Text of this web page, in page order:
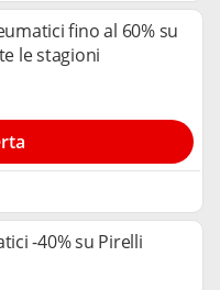
fino al 60% su
le stagioni
-40% su Pirelli